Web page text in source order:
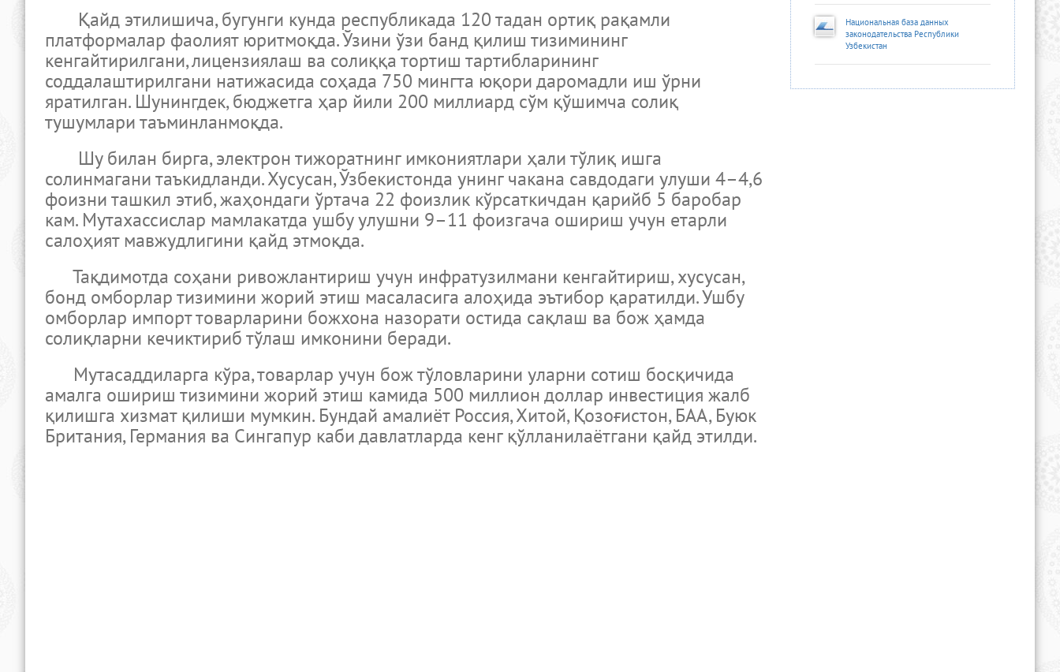
Қайд этилишича, бугунги кунда республикада 120 тадан ортиқ рақамли
платформалар фаолият юритмоқда. Ўзини ўзи банд қилиш тизимининг
кенгайтирилгани, лицензиялаш ва солиққа тортиш тартибларининг
соддалаштирилгани натижасида соҳада 750 мингта юқори даромадли иш ўрни
яратилган. Шунингдек, бюджетга ҳар йили 200 миллиард сўм қўшимча солиқ
тушумлари таъминланмоқда.
Шу билан бирга, электрон тижоратнинг имкониятлари ҳали тўлиқ ишга
солинмагани таъкидланди. Хусусан, Ўзбекистонда унинг чакана савдодаги улуши 4–4,6
фоизни ташкил этиб, жаҳондаги ўртача 22 фоизлик кўрсаткичдан қарийб 5 баробар
кам. Мутахассислар мамлакатда ушбу улушни 9–11 фоизгача ошириш учун етарли
салоҳият мавжудлигини қайд этмоқда.
Тақдимотда соҳани ривожлантириш учун инфратузилмани кенгайтириш, хусусан,
бонд омборлар тизимини жорий этиш масаласига алоҳида эътибор қаратилди. Ушбу
омборлар импорт товарларини божхона назорати остида сақлаш ва бож ҳамда
солиқларни кечиктириб тўлаш имконини беради.
Мутасаддиларга кўра, товарлар учун бож тўловларини уларни сотиш босқичида
амалга ошириш тизимини жорий этиш камида 500 миллион доллар инвестиция жалб
қилишга хизмат қилиши мумкин. Бундай амалиёт Россия, Хитой, Қозоғистон, БАА, Буюк
Британия, Германия ва Сингапур каби давлатларда кенг қўлланилаётгани қайд этилди.
Национальная база данных
законодательства Республики
Узбекистан